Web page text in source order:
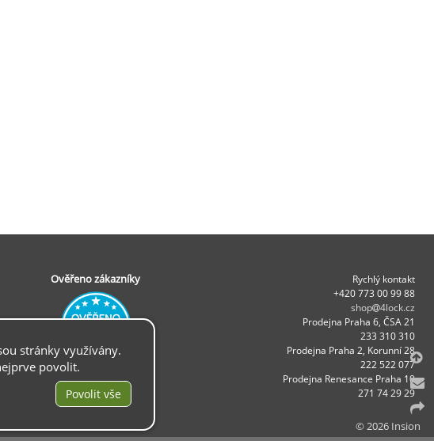
Rychlý kontakt
+420 773 00 99 88
shop
4lock.cz
Prodejna Praha 6, ČSA 21
233 310 310
Prodejna Praha 2, Korunní 28
222 522 077
Prodejna Renesance Praha 10
271 74 29 29
Ověřeno zákazníky
© 2026 Insion
stránky využívány.
povolit.